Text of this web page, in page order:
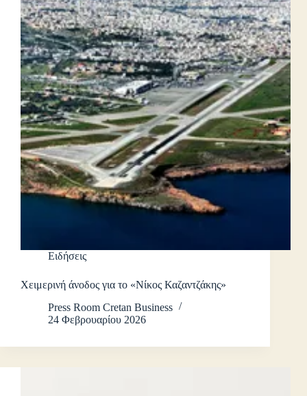
Ειδήσεις
Χειμερινή άνοδος για το «Νίκος Καζαντζάκης»
Press Room Cretan Business
24 Φεβρουαρίου 2026